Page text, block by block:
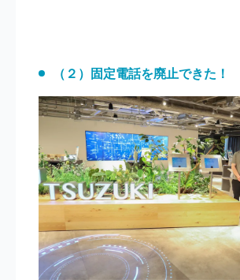
（２）固定電話を廃止できた！